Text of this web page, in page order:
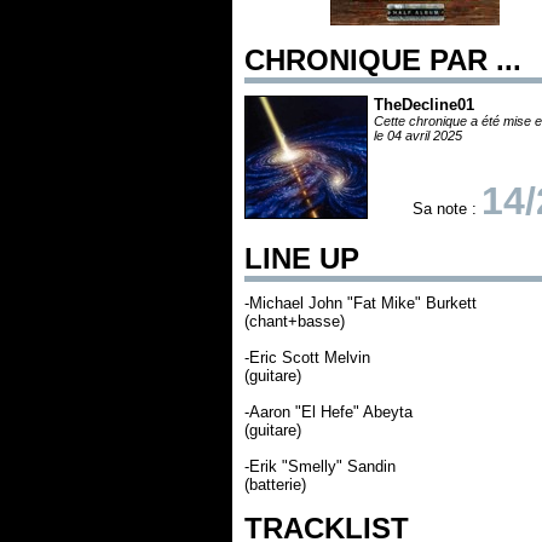
CHRONIQUE PAR ...
TheDecline01
Cette chronique a été mise
le 04 avril 2025
Sa note :
LINE UP
-Michael John "Fat Mike" Burkett
(chant+basse)
-Eric Scott Melvin
(guitare)
-Aaron "El Hefe" Abeyta
(guitare)
-Erik "Smelly" Sandin
(batterie)
TRACKLIST